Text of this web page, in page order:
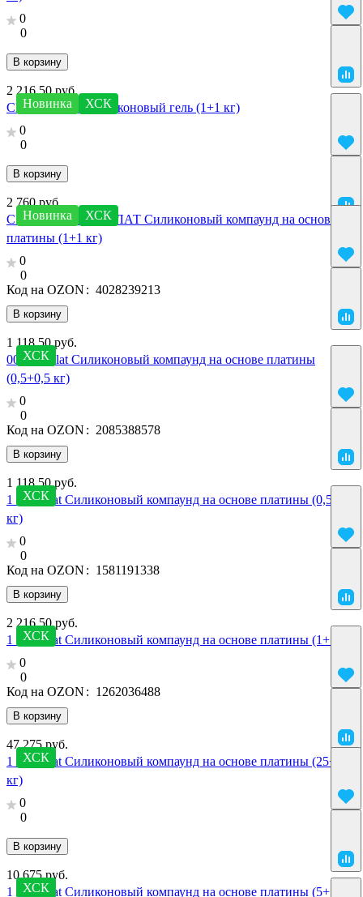
0
0
В корзину
Новинка ХСК
2 216.50 руб.
СИЛКОГЕЛЬ Силиконовый гель (1+1 кг)
0
0
В корзину
Новинка ХСК
2 760 руб.
СКВИШ СИЛКОПЛАТ Силиконовый компаунд на основе
платины (1+1 кг)
0
0
В корзину
Код на OZON : 4028239213
ХСК
1 118.50 руб.
00 SilcoPlat Силиконовый компаунд на основе платины
(0,5+0,5 кг)
0
0
В корзину
Код на OZON : 2085388578
ХСК
1 118.50 руб.
1 SilcoPlat Силиконовый компаунд на основе платины (0,5+0,5
кг)
0
0
В корзину
Код на OZON : 1581191338
ХСК
2 216.50 руб.
1 SilcoPlat Силиконовый компаунд на основе платины (1+1 кг)
0
0
В корзину
Код на OZON : 1262036488
ХСК
47 275 руб.
1 SilcoPlat Силиконовый компаунд на основе платины (25+25
кг)
0
0
В корзину
ХСК
10 675 руб.
1 SilcoPlat Силиконовый компаунд на основе платины (5+5 кг)